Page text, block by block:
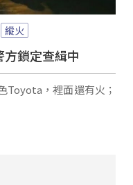
縱火
鎖定查緝中
Toyota，裡面還有火；